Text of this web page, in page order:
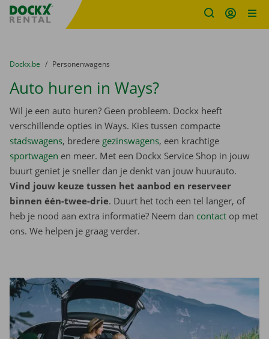
Fratello DEMO
U bevindt zich hier:
van
Dockx.be naar
Personenwagens
Auto huren in Ways?
Wil je een auto huren? Geen probleem. Dockx heeft
verschillende opties in Ways. Kies tussen compacte
stadswagens, bredere gezinswagens, een krachtige
sportwagen en meer. Met een Dockx Service Shop in jouw
buurt geniet je sneller dan je denkt van jouw huurauto.
Vind jouw keuze tussen het aanbod en reserveer
binnen één-twee-drie. Duurt het toch een tel langer, of
heb je nood aan extra informatie? Neem dan contact op met
ons. We helpen je graag verder.